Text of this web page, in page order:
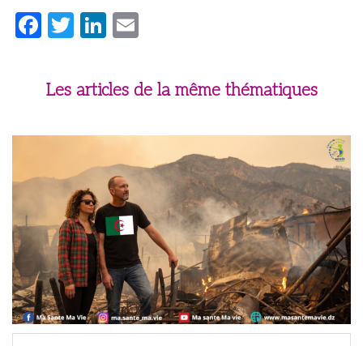
Facebook
TwitterLinkedIn
Les articles de la même thématiques